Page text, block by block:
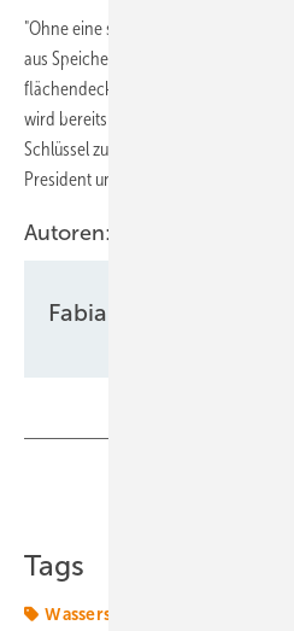
"Ohne eine sichere und effiziente
aus Speicher- und Transportlösungen,
flächendeckende
wird bereits in Deutschland und ganz
Schlüssel zum Ausbau der
President und CEO von Hexagon Purus.
Autoren:
Fabian Kauschke
Tags
Wasserstoff